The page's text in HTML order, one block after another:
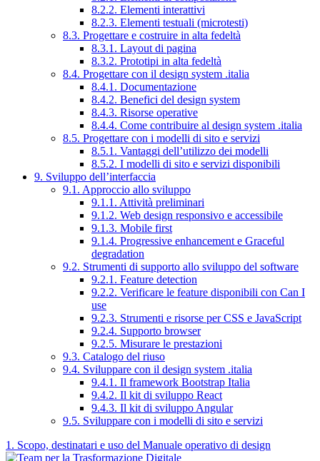
8.2.2. Elementi interattivi
8.2.3. Elementi testuali (microtesti)
8.3. Progettare e costruire in alta fedeltà
8.3.1. Layout di pagina
8.3.2. Prototipi in alta fedeltà
8.4. Progettare con il design system .italia
8.4.1. Documentazione
8.4.2. Benefici del design system
8.4.3. Risorse operative
8.4.4. Come contribuire al design system .italia
8.5. Progettare con i modelli di sito e servizi
8.5.1. Vantaggi dell’utilizzo dei modelli
8.5.2. I modelli di sito e servizi disponibili
9. Sviluppo dell’interfaccia
9.1. Approccio allo sviluppo
9.1.1. Attività preliminari
9.1.2. Web design responsivo e accessibile
9.1.3. Mobile first
9.1.4. Progressive enhancement e Graceful
degradation
9.2. Strumenti di supporto allo sviluppo del software
9.2.1. Feature detection
9.2.2. Verificare le feature disponibili con Can I
use
9.2.3. Strumenti e risorse per CSS e JavaScript
9.2.4. Supporto browser
9.2.5. Misurare le prestazioni
9.3. Catalogo del riuso
9.4. Sviluppare con il design system .italia
9.4.1. Il framework Bootstrap Italia
9.4.2. Il kit di sviluppo React
9.4.3. Il kit di sviluppo Angular
9.5. Sviluppare con i modelli di sito e servizi
1. Scopo, destinatari e uso del Manuale operativo di design